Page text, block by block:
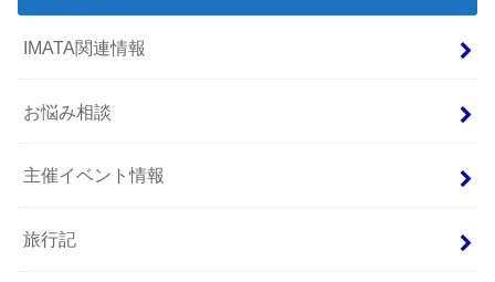
IMATA関連情報
お悩み相談
主催イベント情報
旅行記